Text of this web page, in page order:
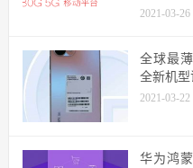
2021-03-26
全球最
全新机
2021-03-22
华为鸿